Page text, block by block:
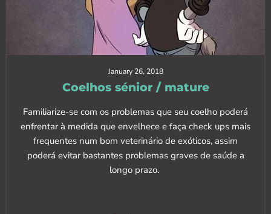
January 26, 2018
Coelhos sénior / mature
Familiarize-se com os problemas que seu coelho poderá
enfrentar à medida que envelhece e faça check ups mais
frequentes num bom veterinário de exóticos, assim
poderá evitar bastantes problemas graves de saúde a
longo prazo.